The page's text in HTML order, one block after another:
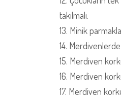
takılmalı.
13. Minik
14. Merdivenlerde
15. Merdiven
16. Merdiven
17. Merdiven